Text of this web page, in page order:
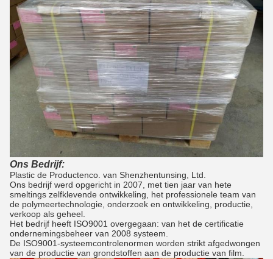
Ons Bedrijf:
Plastic de Productenco. van Shenzhentunsing, Ltd.
Ons bedrijf werd opgericht in 2007, met tien jaar van hete
smeltings zelfklevende ontwikkeling, het professionele team van
de polymeertechnologie, onderzoek en ontwikkeling, productie,
verkoop als geheel.
Het bedrijf heeft ISO9001 overgegaan: van het de certificatie
ondernemingsbeheer van 2008 systeem.
De ISO9001-systeemcontrolenormen worden strikt afgedwongen
van de productie van grondstoffen aan de productie van film.